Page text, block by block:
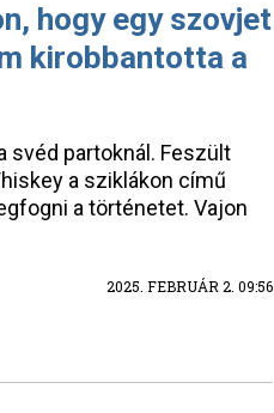
hogy egy szovjet
kirobbantotta a
svéd partoknál. Feszült
a sziklákon című
a történetet. Vajon
2025. FEBRUÁR 2. 09:56